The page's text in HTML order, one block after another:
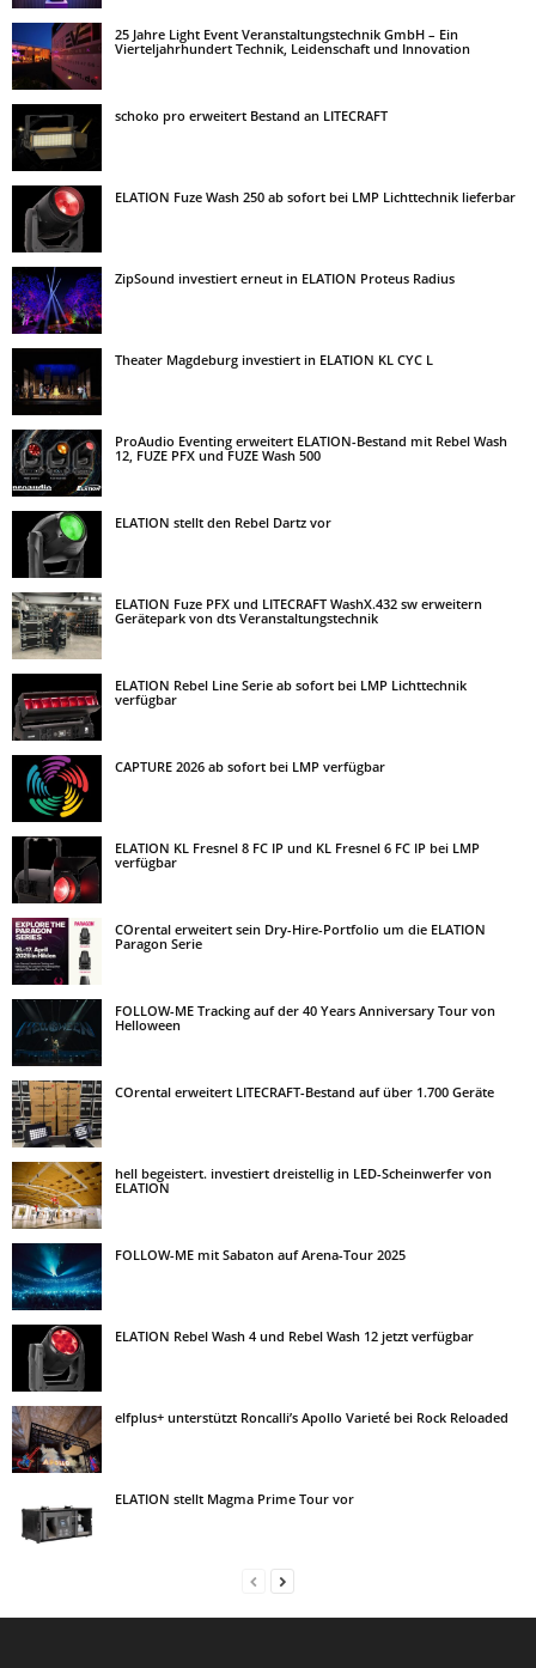
25 Jahre Light Event Veranstaltungstechnik GmbH – Ein
Vierteljahrhundert Technik, Leidenschaft und Innovation
schoko pro erweitert Bestand an LITECRAFT
ELATION Fuze Wash 250 ab sofort bei LMP Lichttechnik lieferbar
ZipSound investiert erneut in ELATION Proteus Radius
Theater Magdeburg investiert in ELATION KL CYC L
ProAudio Eventing erweitert ELATION-Bestand mit Rebel Wash
12, FUZE PFX und FUZE Wash 500
ELATION stellt den Rebel Dartz vor
ELATION Fuze PFX und LITECRAFT WashX.432 sw erweitern
Gerätepark von dts Veranstaltungstechnik
ELATION Rebel Line Serie ab sofort bei LMP Lichttechnik
verfügbar
CAPTURE 2026 ab sofort bei LMP verfügbar
ELATION KL Fresnel 8 FC IP und KL Fresnel 6 FC IP bei LMP
verfügbar
COrental erweitert sein Dry-Hire-Portfolio um die ELATION
Paragon Serie
FOLLOW-ME Tracking auf der 40 Years Anniversary Tour von
Helloween
COrental erweitert LITECRAFT-Bestand auf über 1.700 Geräte
hell begeistert. investiert dreistellig in LED-Scheinwerfer von
ELATION
FOLLOW-ME mit Sabaton auf Arena-Tour 2025
ELATION Rebel Wash 4 und Rebel Wash 12 jetzt verfügbar
elfplus+ unterstützt Roncalli’s Apollo Varieté bei Rock Reloaded
ELATION stellt Magma Prime Tour vor